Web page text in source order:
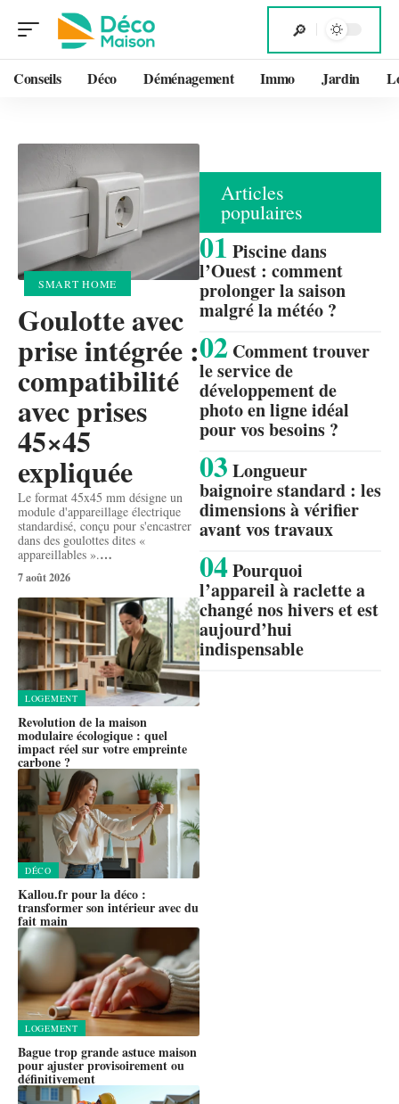
Conseils Déco Déménagement Immo Jardin
SMART HOME
Goulotte avec
prise intégrée :
compatibilité
avec prises
45×45
expliquée
Le format 45x45 mm désigne un
module d'appareillage électrique
standardisé, conçu pour s'encastrer
dans des goulottes dites «
appareillables ».…
7 août 2026
LOGEMENT
Revolution de la maison
modulaire écologique : quel
impact réel sur votre empreinte
carbone ?
DÉCO
Kallou.fr pour la déco :
transformer son intérieur avec du
fait main
LOGEMENT
Bague trop grande astuce maison
pour ajuster provisoirement ou
définitivement
Articles
populaires
Piscine dans
l’Ouest : comment
prolonger la saison
malgré la météo ?
Comment trouver
le service de
développement de
photo en ligne idéal
pour vos besoins ?
Longueur
baignoire standard : les
dimensions à vérifier
avant vos travaux
Pourquoi
l’appareil à raclette a
changé nos hivers et est
aujourd’hui
indispensable